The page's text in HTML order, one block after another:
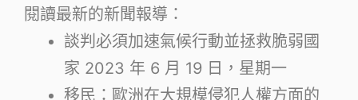
閱讀最新的新聞報導：
談判必須加速氣候行動並拯救脆弱國
家 2023 年 6 月 19 日，星期一
移民：歐洲在大規模侵犯人權方面的